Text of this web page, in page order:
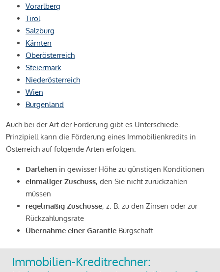
Vorarlberg
Tirol
Salzburg
Kärnten
Oberösterreich
Steiermark
Niederösterreich
Wien
Burgenland
Auch bei der Art der Förderung gibt es Unterschiede.
Prinzipiell kann die Förderung eines Immobilienkredits in
Österreich auf folgende Arten erfolgen:
Darlehen in gewisser Höhe zu günstigen Konditionen
einmaliger Zuschuss, den Sie nicht zurückzahlen
müssen
regelmäßig Zuschüsse, z. B. zu den Zinsen oder zur
Rückzahlungsrate
Übernahme einer Garantie Bürgschaft
Immobilien-Kreditrechner: